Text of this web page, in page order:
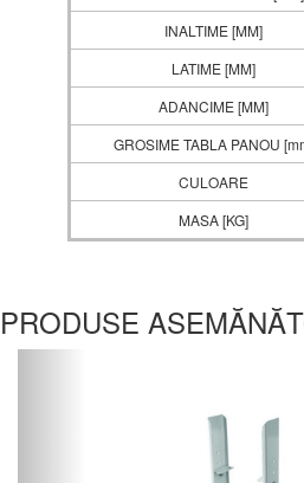
INALTIME [MM]
LATIME [MM]
ADANCIME [MM]
GROSIME TABLA PANOU
CULOARE
MASA [KG]
PRODUSE